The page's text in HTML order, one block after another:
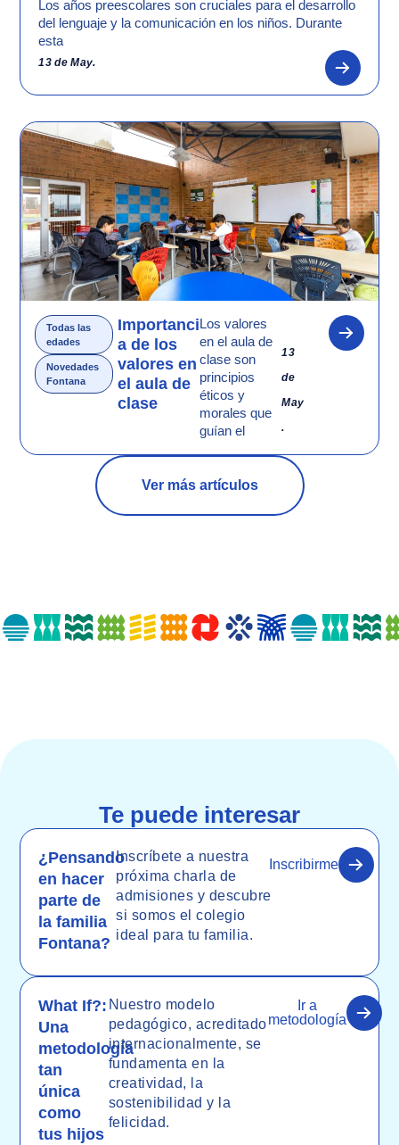
Los años preescolares son cruciales para el desarrollo
del lenguaje y la comunicación en los niños. Durante
esta
13 de May.
Todas las
edades
Novedades
Fontana
Importanci
a de los
valores en
el aula de
clase
Los valores
en el aula de
clase son
principios
éticos y
morales que
guían el
13
de
May
.
Ver más artículos
Te puede interesar
¿Pensando
en hacer
parte de
la familia
Fontana?
Inscríbete a nuestra
próxima charla de
admisiones y descubre
si somos el colegio
ideal para tu familia.
Inscribirme
What If?:
Una
metodología
tan
única
como
tus hijos
Nuestro modelo
pedagógico, acreditado
internacionalmente, se
fundamenta en la
creatividad, la
sostenibilidad y la
felicidad.
Ir a
metodología